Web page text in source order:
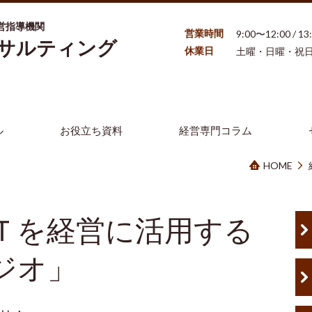
指導機関
ルティング
営業時間
9:00〜12:00 /
休業日
土曜・日曜・祝
お役立ち資料 経営専門コラム
HOME
を経営に活用する
オ」